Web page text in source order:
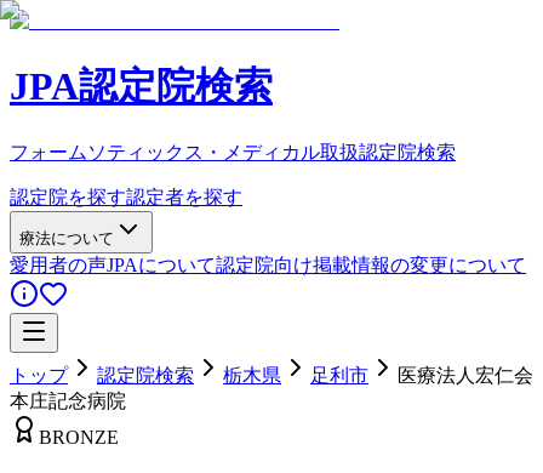
JPA認定院検索
フォームソティックス・メディカル取扱認定院検索
認定院を探す認定者を探す
療法について
愛用者の声JPAについて認定院向け掲載情報の変更について
トップ 認定院検索 栃木県 足利市
医療法人宏仁会
本庄記念病院
BRONZE